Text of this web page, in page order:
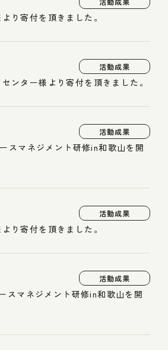
り寄付を頂きました。
活動成果
ンター様より寄付を頂きました。
活動成果
マネジメント研修in和歌山を開
活動成果
り寄付を頂きました。
活動成果
マネジメント研修in和歌山を開